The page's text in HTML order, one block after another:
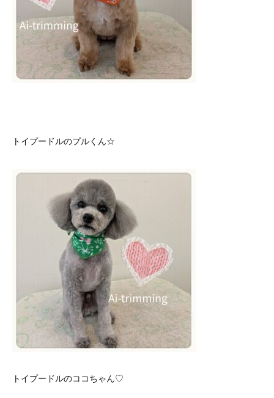
トイプードルのプルくん☆
トイプードルのココちゃん♡